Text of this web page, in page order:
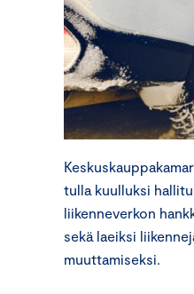
tulla kuulluksi
liikenneverkon
sekä laeiksi
muuttamiseksi.